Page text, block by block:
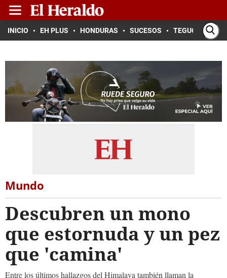
INICIO EH PLUS HONDURAS SUCESOS TEGUCIGALPA
Mundo
Descubren un mono
que estornuda y un pez
que 'camina'
Entre los últimos hallazgos del Himalaya también llaman la